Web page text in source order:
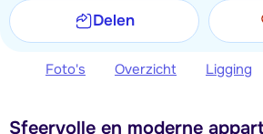
Delen
Foto's Overzicht Ligging
Sfeervolle en moderne